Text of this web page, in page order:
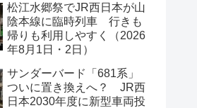
松江水郷祭でJR西日本が山
陰本線に臨時列車 行きも
帰りも利用しやすく（2026
年8月1日・2日）
サンダーバード「681系」
ついに置き換えへ？ JR西
日本2030年度に新型車両投